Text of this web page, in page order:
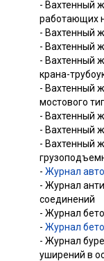
- Вахтенный
работающих
- Вахтенный
- Вахтенный
- Вахтенный
крана-
- Вахтенный
мостового
- Вахтенный
- Вахтенный
- Вахтенный
- Журнал
- Журнал
соединений
- Журнал
- Журнал
- Журнал
уширений в